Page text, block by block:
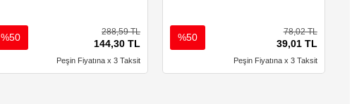
288,59 TL
144,30 TL
%50
Peşin Fiyatına x 3 Taksit
78,02 TL
39,01 TL
%50
Peşin Fiyatına x 3 Taksit